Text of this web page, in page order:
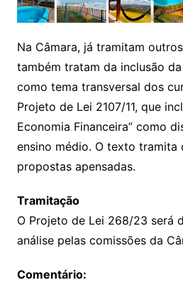
Na Câmara, já tramitam
também tratam da inclusão
como tema transversal dos
Projeto de Lei 2107/11, que
Economia Financeira” como
ensino médio. O texto tramita
propostas apensadas.
Tramitação
O Projeto de Lei 268/23 será
análise pelas comissões da
Comentário: